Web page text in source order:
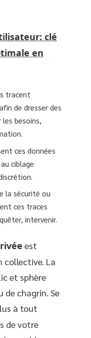
clé
en
tracent
afin de dresser des
besoins,
ces données
ciblage
la sécurité ou
ces traces
intervenir.
est
collective. La
et sphère
de chagrin. Se
à tout
de votre